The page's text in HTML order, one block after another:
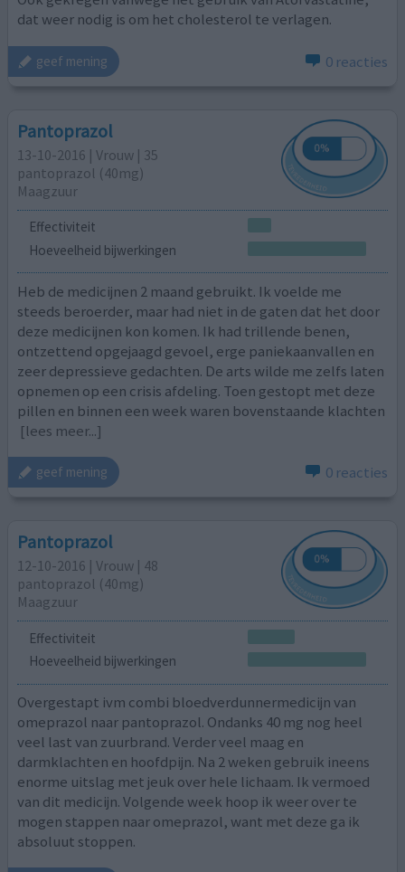
dat weer nodig is om het cholesterol te verlagen.
geef mening 0 reacties
Pantoprazol
13-10-2016 | Vrouw | 35
pantoprazol (40mg)
Maagzuur
Effectiviteit
Hoeveelheid bijwerkingen
Heb de medicijnen 2 maand gebruikt. Ik voelde me
steeds beroerder, maar had niet in de gaten dat het door
deze medicijnen kon komen. Ik had trillende benen,
ontzettend opgejaagd gevoel, erge paniekaanvallen en
zeer depressieve gedachten. De arts wilde me zelfs laten
opnemen op een crisis afdeling. Toen gestopt met deze
pillen en binnen een week waren bovenstaande klachten
[lees meer...]
geef mening 0 reacties
Pantoprazol
12-10-2016 | Vrouw | 48
pantoprazol (40mg)
Maagzuur
Effectiviteit
Hoeveelheid bijwerkingen
Overgestapt ivm combi bloedverdunnermedicijn van
omeprazol naar pantoprazol. Ondanks 40 mg nog heel
veel last van zuurbrand. Verder veel maag en
darmklachten en hoofdpijn. Na 2 weken gebruik ineens
enorme uitslag met jeuk over hele lichaam. Ik vermoed
van dit medicijn. Volgende week hoop ik weer over te
mogen stappen naar omeprazol, want met deze ga ik
absoluut stoppen.